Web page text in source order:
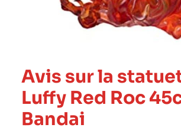
Avis sur la
Luffy Red Roc
Bandai